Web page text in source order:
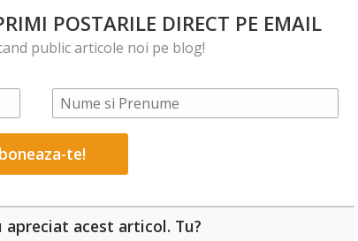
POSTARILE DIRECT PE EMAIL
public articole noi pe blog!
apreciat acest articol. Tu?